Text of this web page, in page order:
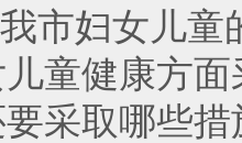
市妇女儿
童健康方
采取哪些